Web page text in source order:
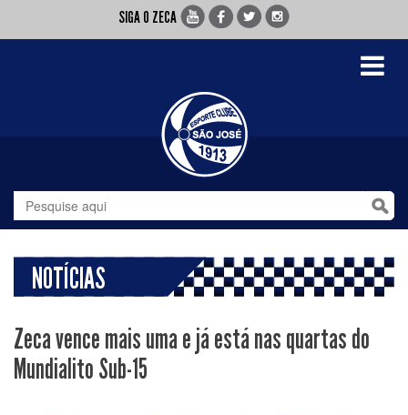
SIGA O ZECA
Toggle
NOTÍCIAS
Zeca vence mais uma e já está nas quartas do
Mundialito Sub-15